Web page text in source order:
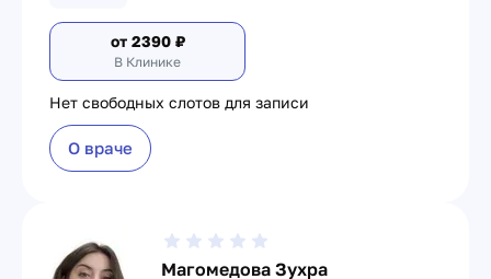
от 2390₽
В Клинике
Нет свободных слотов для записи
О враче
Магомедова Зухра